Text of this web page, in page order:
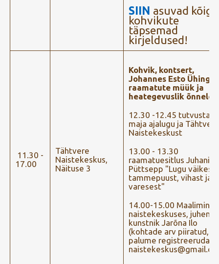
SIIN asuvad kõigi
kohvikute
täpsemad
kirjeldused!
11.30 -
17.00
Tähtvere
Naistekeskus,
Näituse 3
Kohvik, kontsert,
Johannes Esto Ühingu
raamatute müük ja
heategevuslik
12.30 -12.45
maja ajalugu ja Tähtvere
Naistekeskust
13.00 - 13.30
raamatuesitlus Juhani
Püttsepp "Lugu
tammepuust, vihast ja
varesest"
14.00-15.00 Maalimine
naistekeskuses,
kunstnik Jarõna Ilo
(kohtade arv piiratud,
palume registreeruda